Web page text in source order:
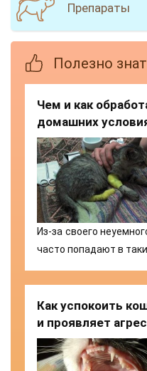
Препараты
Полезно
Чем и как
домашних
Из-за своего
часто попадают в
Как успокоить
и проявляет